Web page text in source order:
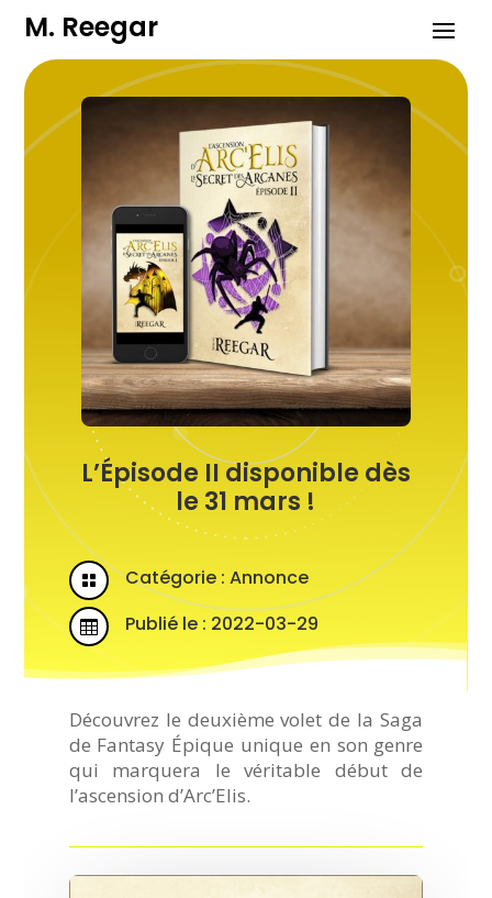
M. Reegar
L’Épisode II disponible dès
le 31 mars !
 Catégorie : Annonce
 Publié le : 2022-03-29
Découvrez le deuxième volet de la Saga
de Fantasy Épique unique en son genre
qui marquera le véritable début de
l’ascension d’Arc’Elis.